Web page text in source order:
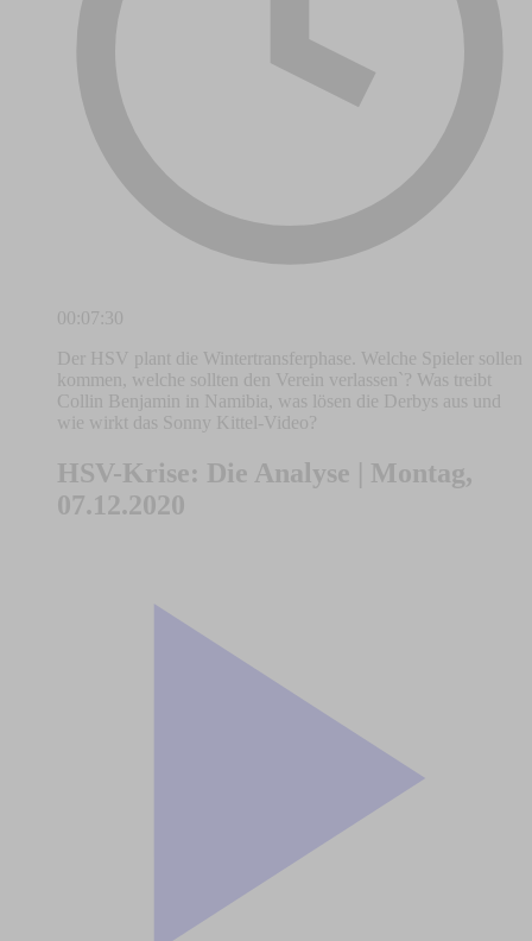
00:07:30
Der HSV plant die Wintertransferphase. Welche Spieler sollen
kommen, welche sollten den Verein verlassen`? Was treibt
Collin Benjamin in Namibia, was lösen die Derbys aus und
wie wirkt das Sonny Kittel-Video?
HSV-Krise: Die Analyse | Montag,
07.12.2020